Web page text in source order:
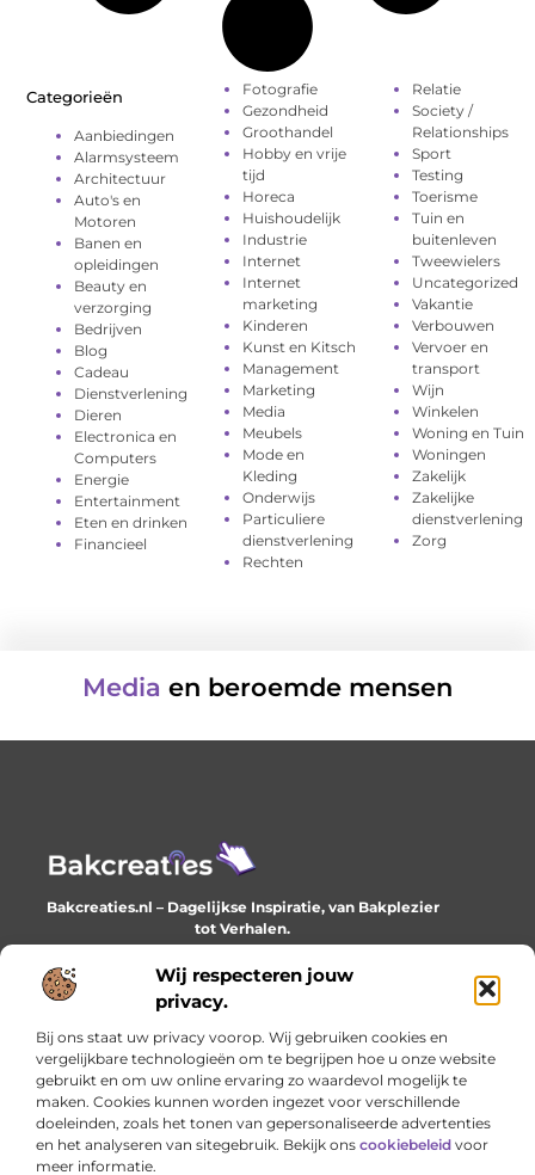
Wij respecteren jouw
privacy.
Bij ons staat uw privacy voorop. Wij gebruiken cookies en
vergelijkbare technologieën om te begrijpen hoe u onze website
gebruikt en om uw online ervaring zo waardevol mogelijk te
maken. Cookies kunnen worden ingezet voor verschillende
doeleinden, zoals het tonen van gepersonaliseerde advertenties
en het analyseren van sitegebruik. Bekijk ons cookiebeleid voor
meer informatie.
Categorieën
Aanbiedingen
Alarmsysteem
Architectuur
Auto's en
Motoren
Banen en
opleidingen
Beauty en
verzorging
Bedrijven
Blog
Cadeau
Dienstverlening
Dieren
Electronica en
Computers
Energie
Entertainment
Eten en drinken
Financieel
Fotografie
Gezondheid
Groothandel
Hobby en vrije
tijd
Horeca
Huishoudelijk
Industrie
Internet
Internet
marketing
Kinderen
Kunst en Kitsch
Management
Marketing
Media
Meubels
Mode en
Kleding
Onderwijs
Particuliere
dienstverlening
Rechten
Relatie
Society /
Relationships
Sport
Testing
Toerisme
Tuin en
buitenleven
Tweewielers
Uncategorized
Vakantie
Verbouwen
Vervoer en
transport
Wijn
Winkelen
Woning en Tuin
Woningen
Zakelijk
Zakelijke
dienstverlening
Zorg
Media en beroemde mensen
Bakcreaties.nl – Dagelijkse Inspiratie, van Bakplezier
tot Verhalen.
Ontdek unieke en creatieve verhalen die je elke dag
verrijken en inspireren.
Onze informatie